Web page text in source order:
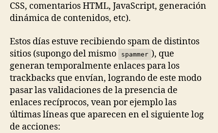
CSS, comentarios HTML, JavaScript, generación
dinámica de contenidos, etc).
Estos días estuve recibiendo spam de distintos
sitios (supongo del mismo
spammer ), que
generan temporalmente enlaces para los
trackbacks que envían, logrando de este modo
pasar las validaciones de la presencia de
enlaces recíprocos, vean por ejemplo las
últimas líneas que aparecen en el siguiente log
de acciones: